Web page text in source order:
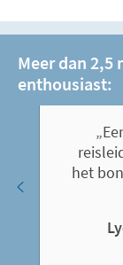
Meer dan 2,5
enthousiast:
het